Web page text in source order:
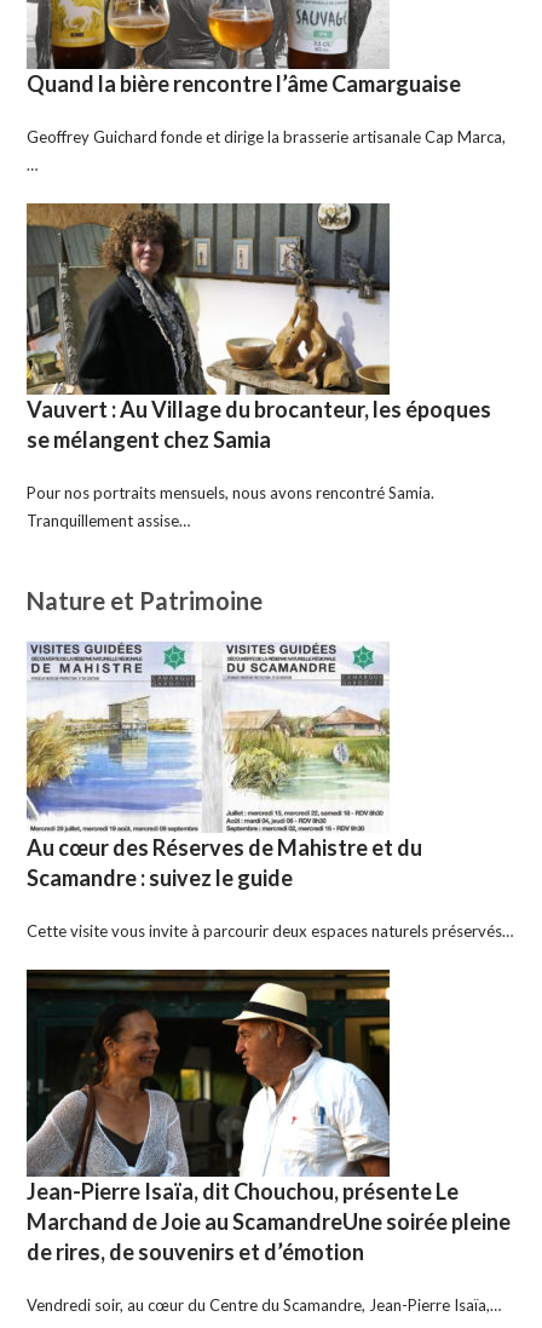
Quand la bière rencontre l’âme Camarguaise
Geoffrey Guichard fonde et dirige la brasserie artisanale Cap Marca,
…
Vauvert : Au Village du brocanteur, les époques
se mélangent chez Samia
Pour nos portraits mensuels, nous avons rencontré Samia.
Tranquillement assise…
Nature et Patrimoine
Au cœur des Réserves de Mahistre et du
Scamandre : suivez le guide
Cette visite vous invite à parcourir deux espaces naturels préservés…
Jean-Pierre Isaïa, dit Chouchou, présente Le
Marchand de Joie au ScamandreUne soirée pleine
de rires, de souvenirs et d’émotion
Vendredi soir, au cœur du Centre du Scamandre, Jean-Pierre Isaïa,…